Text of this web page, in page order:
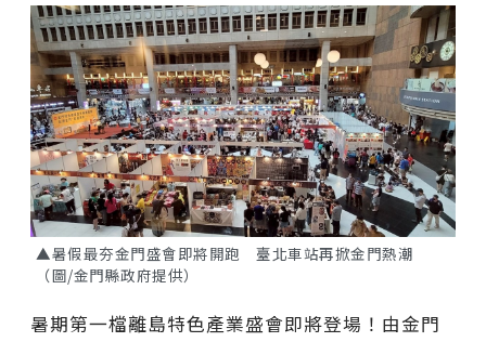
▲暑假最夯金門盛會即將開跑 臺北車站再掀金門熱潮
（圖/金門縣政府提供）
暑期第一檔離島特色產業盛會即將登場！由金門